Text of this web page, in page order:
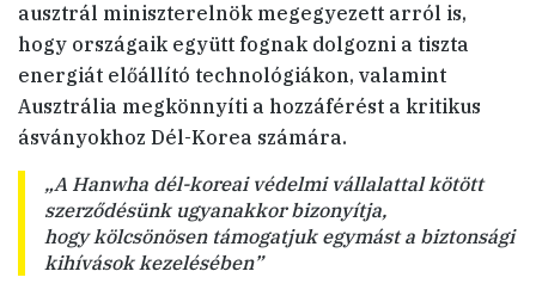
ausztrál miniszterelnök megegyezett arról is,
hogy országaik együtt fognak dolgozni a tiszta
energiát előállító technológiákon, valamint
Ausztrália megkönnyíti a hozzáférést a kritikus
ásványokhoz Dél-Korea számára.
„A Hanwha dél-koreai védelmi vállalattal kötött
szerződésünk ugyanakkor bizonyítja,
hogy kölcsönösen támogatjuk egymást a biztonsági
kihívások kezelésében”